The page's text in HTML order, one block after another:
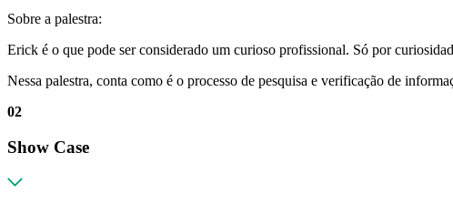
Sobre a palestra:
Erick é o que pode ser considerado um curioso profissional. Só por
Nessa palestra, conta como é o processo de pesquisa e verificação de
02
Show Case